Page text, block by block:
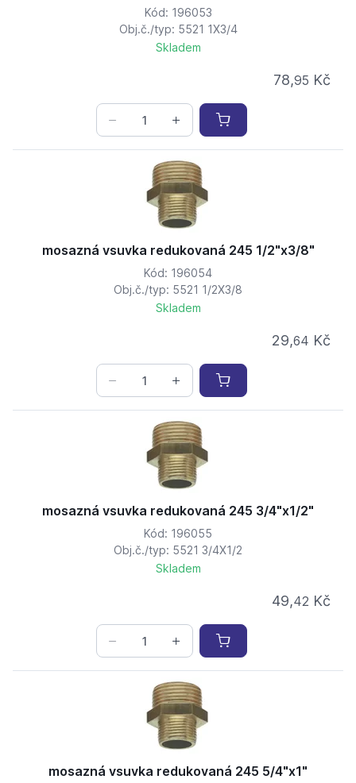
Kód: 196053
Obj.č./typ: 5521 1X3/4
Skladem
78,95 Kč
mosazná vsuvka redukovaná 245 1/2"x3/8"
Kód: 196054
Obj.č./typ: 5521 1/2X3/8
Skladem
29,64 Kč
mosazná vsuvka redukovaná 245 3/4"x1/2"
Kód: 196055
Obj.č./typ: 5521 3/4X1/2
Skladem
49,42 Kč
mosazná vsuvka redukovaná 245 5/4"x1"